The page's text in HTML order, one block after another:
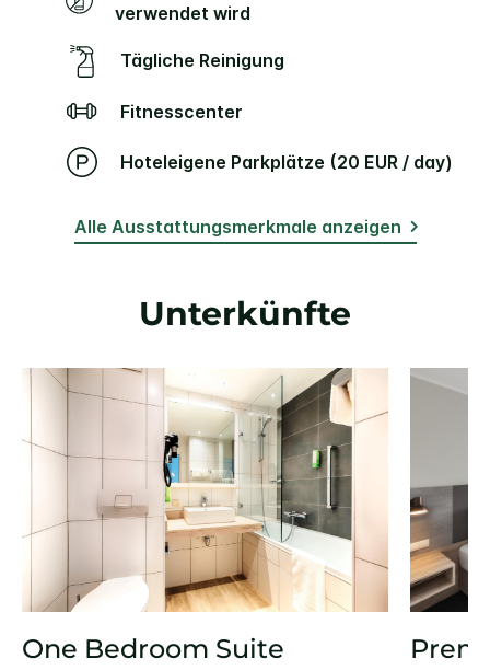
verwendet wird
Tägliche Reinigung
Fitnesscenter
Hoteleigene Parkplätze (20 EUR / day)
Alle Ausstattungsmerkmale anzeigen
Unterkünfte
One Bedroom Suite